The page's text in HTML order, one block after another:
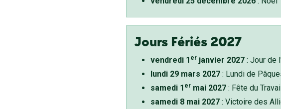
Jours Fériés 2027
vendredi 1 erjanvier 2027: Jour de
lundi 29 mars 2027: Lundi de
samedi 1 ermai 2027: Fête du
samedi 8 mai 2027: Victoire des